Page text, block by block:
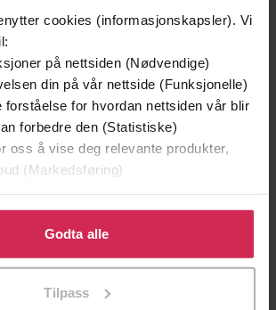
cookies (informasjonskapsler). Vi
på nettsiden (Nødvendige)
din på vår nettside (Funksjonelle)
forståelse for hvordan nettsiden vår blir
forbedre den (Statistiske)
oss å vise deg relevante produkter,
(Markedsføring)
for å gi oss ditt samtykke til å
alle disse formålene. Du kan også
til spesifikke formål ved å klikke
Godta alle
Tilpass
Skriket